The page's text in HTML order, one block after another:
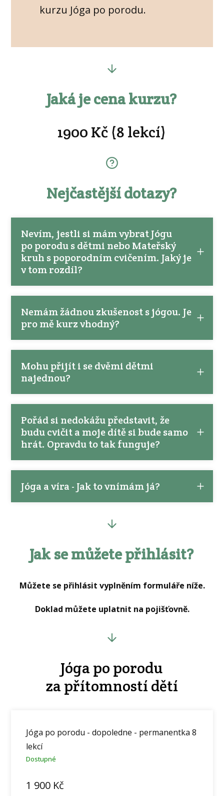
kurzu Jóga po porodu.
Jaká je cena kurzu?
1900 Kč (8 lekcí)
Nejčastější dotazy?
Nevím, jestli si mám vybrat Jógu
po porodu s dětmi nebo Mateřský
kruh s poporodním cvičením. Jaký je
v tom rozdíl?
Nemám žádnou zkušenost s jógou. Je
pro mě kurz vhodný?
Mohu přijít i se dvěmi dětmi
najednou?
Pořád si nedokážu představit, že
budu cvičit a moje dítě si bude samo
hrát. Opravdu to tak funguje?
Jóga a víra - Jak to vnímám já?
Jak se můžete přihlásit?
Můžete se přihlásit vyplněním formuláře níže.
Doklad můžete uplatnit na pojišťovně.
Jóga po porodu
za přítomností dětí
Jóga po porodu - dopoledne - permanentka 8
lekcí
Dostupné
1 900 Kč